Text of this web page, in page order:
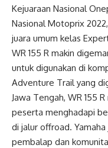
Kejuaraan Nasional
Nasional Motoprix
juara umum kelas
WR 155 R makin
untuk digunakan di
Adventure Trail yang
Jawa Tengah, WR 155
peserta menghadapi
di jalur offroad.
pembalap dan